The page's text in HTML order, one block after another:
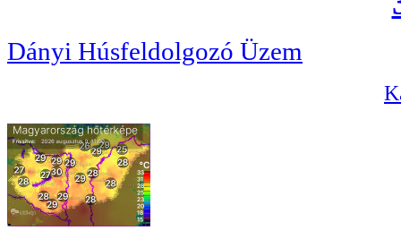
Dányi Húsfeldolgozó Üzem